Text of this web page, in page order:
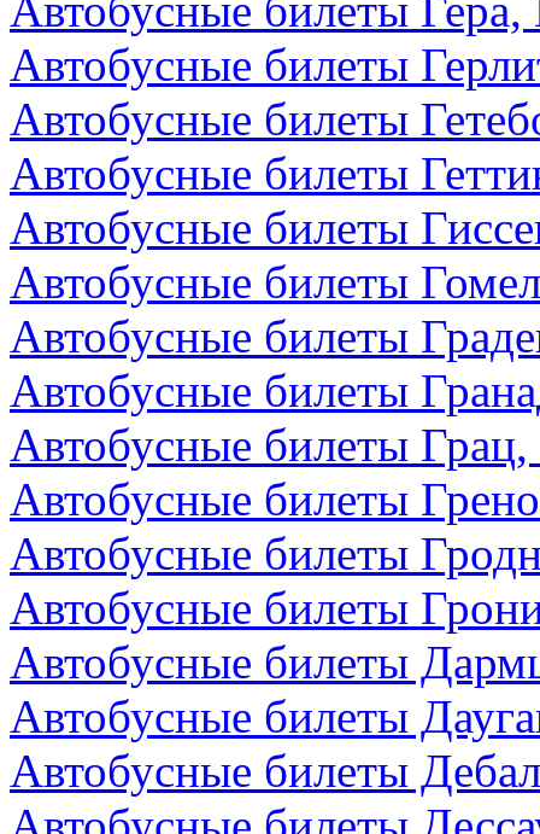
Автобусные билеты
Автобусные билеты
Автобусные билеты
Автобусные билеты
Автобусные билеты
Автобусные билеты
Автобусные билеты
Автобусные билеты
Автобусные билеты
Автобусные билеты
Автобусные билеты
Автобусные билеты
Автобусные билеты
Автобусные билеты